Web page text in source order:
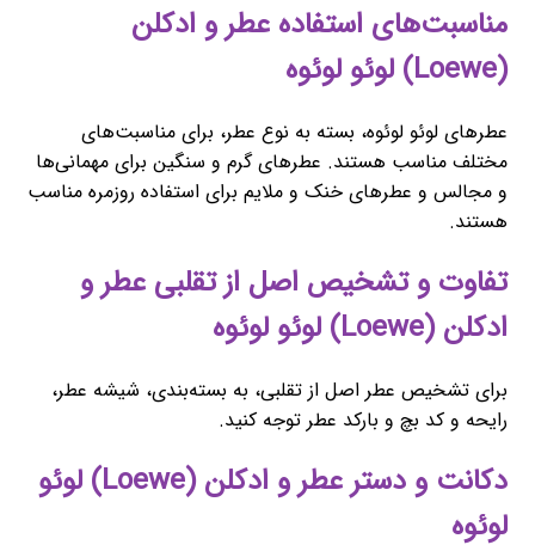
مناسبت‌های استفاده عطر و ادکلن
(Loewe) لوئو لوئوه
عطرهای لوئو لوئوه، بسته به نوع عطر، برای مناسبت‌های
مختلف مناسب هستند. عطرهای گرم و سنگین برای مهمانی‌ها
و مجالس و عطرهای خنک و ملایم برای استفاده روزمره مناسب
هستند.
تفاوت و تشخیص اصل از تقلبی عطر و
ادکلن (Loewe) لوئو لوئوه
برای تشخیص عطر اصل از تقلبی، به بسته‌بندی، شیشه عطر،
رایحه و کد بچ و بارکد عطر توجه کنید.
دکانت و دستر عطر و ادکلن (Loewe) لوئو
لوئوه